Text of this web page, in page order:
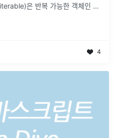
은 반복 가능한 객체인 배
4